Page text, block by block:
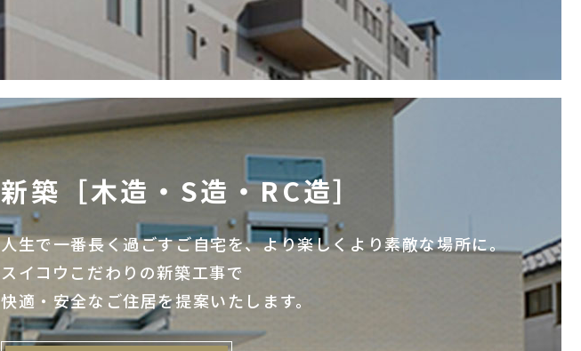
新築［木造・S造・RC造］
人生で一番長く過ごすご自宅を、より楽しくより素敵な場所に。
スイコウこだわりの新築工事で
快適・安全なご住居を提案いたします。